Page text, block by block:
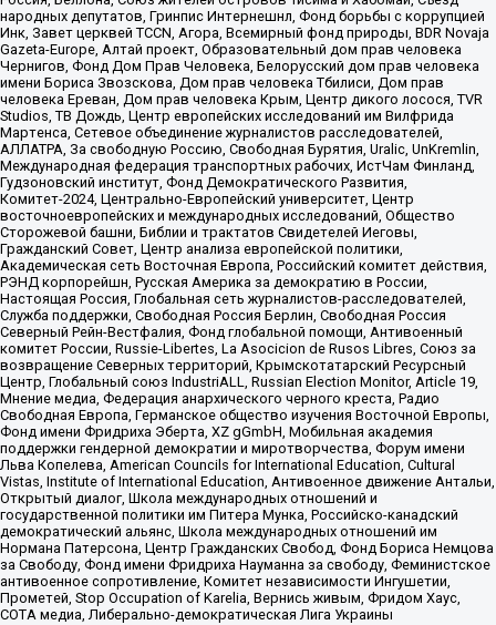
народных депутатов, Гринпис Интернешнл, Фонд борьбы с коррупцией
Инк, Завет церквей TCCN, Агора, Всемирный фонд природы, BDR Novaja
Gazeta-Europe, Алтай проект, Образовательный дом прав человека
Чернигов, Фонд Дом Прав Человека, Белорусский дом прав человека
имени Бориса Звозскова, Дом прав человека Тбилиси, Дом прав
человека Ереван, Дом прав человека Крым, Центр дикого лосося, TVR
Studios, ТВ Дождь, Центр европейских исследований им Вилфрида
Мартенса, Сетевое объединение журналистов расследователей,
АЛЛАТРА, За свободную Россию, Свободная Бурятия, Uralic, UnKremlin,
Международная федерация транспортных рабочих, ИстЧам Финланд,
Гудзоновский институт, Фонд Демократического Развития,
Комитет-2024, Центрально-Европейский университет, Центр
восточноевропейских и международных исследований, Общество
Сторожевой башни, Библии и трактатов Свидетелей Иеговы,
Гражданский Совет, Центр анализа европейской политики,
Академическая сеть Восточная Европа, Российский комитет действия,
РЭНД корпорейшн, Русская Америка за демократию в России,
Настоящая Россия, Глобальная сеть журналистов-расследователей,
Служба поддержки, Свободная Россия Берлин, Свободная Россия
Северный Рейн-Вестфалия, Фонд глобальной помощи, Антивоенный
комитет России, Russie-Libertes, La Asocicion de Rusos Libres, Союз за
возвращение Северных территорий, Крымскотатарский Ресурсный
Центр, Глобальный союз IndustriALL, Russian Election Monitor, Article 19,
Мнение медиа, Федерация анархического черного креста, Радио
Свободная Европа, Германское общество изучения Восточной Европы,
Фонд имени Фридриха Эберта, XZ gGmbH, Мобильная академия
поддержки гендерной демократии и миротворчества, Форум имени
Льва Копелева, American Councils for International Education, Cultural
Vistas, Institute of International Education, Антивоенное движение Антальи,
Открытый диалог, Школа международных отношений и
государственной политики им Питера Мунка, Российско-канадский
демократический альянс, Школа международных отношений им
Нормана Патерсона, Центр Гражданских Свобод, Фонд Бориса Немцова
за Свободу, Фонд имени Фридриха Науманна за свободу, Феминистское
антивоенное сопротивление, Комитет независимости Ингушетии,
Прометей, Stop Occupation of Karelia, Вернись живым, Фридом Хаус,
СОТА медиа, Либерально-демократическая Лига Украины